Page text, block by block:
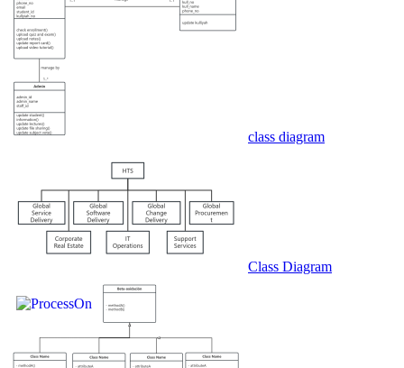
class diagram
Class Diagram